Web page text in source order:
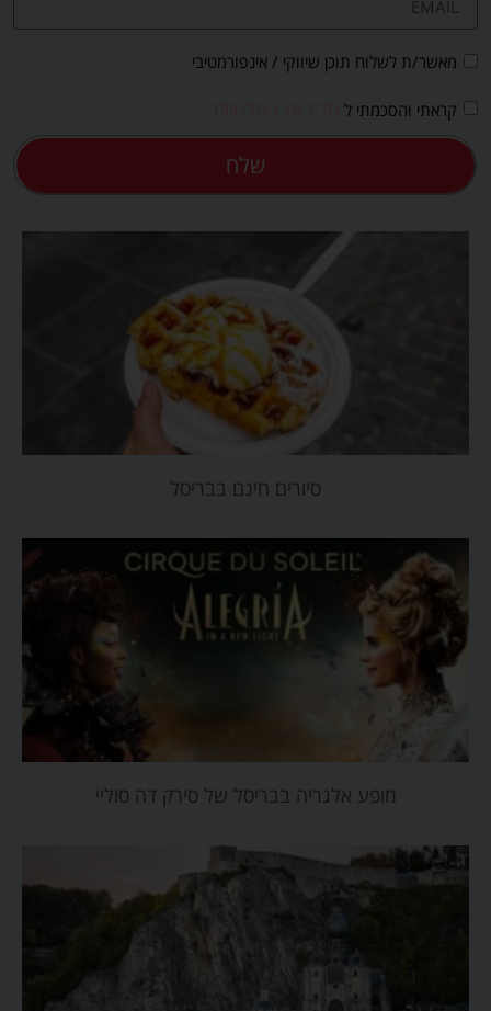
מאשר/ת לשלוח תוכן שיווקי / אינפורמטיבי
קראתי והסכמתי ל
שלח
סיורים חינם בבריסל
מופע אלגריה בבריסל של סירק דה סוליי